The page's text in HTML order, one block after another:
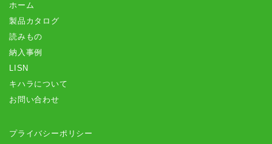
ホーム
製品カタログ
読みもの
納入事例
LISN
キハラについて
お問い合わせ
プライバシーポリシー